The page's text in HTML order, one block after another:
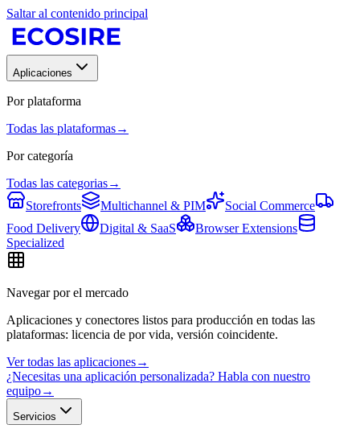
Saltar al contenido principal
Aplicaciones
Por plataforma
Todas las plataformas→
Por categoría
Todas las categorias→
Storefronts
Multichannel & PIM
Social Commerce
Food Delivery
Digital & SaaS
Browser Extensions
Specialized
Navegar por el mercado
Aplicaciones y conectores listos para producción en todas las
plataformas: licencia de por vida, versión coincidente.
Ver todas las aplicaciones→
¿Necesitas una aplicación personalizada? Habla con nuestro
equipo→
Servicios